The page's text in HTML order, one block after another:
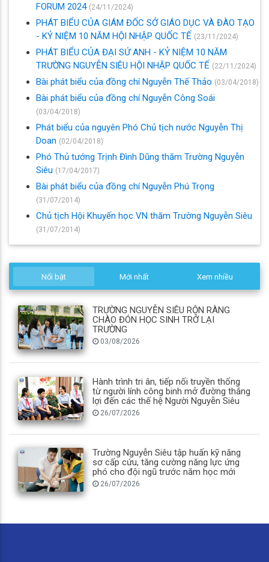
FORUM 2024 (24/11/2024)
PHÁT BIỂU CỦA GIÁM ĐỐC SỞ GIÁO DỤC VÀ ĐÀO TẠO
- KỶ NIỆM 10 NĂM HỘI NHẬP QUỐC TẾ (23/11/2024)
PHÁT BIỂU CỦA ĐẠI SỨ ANH - KỶ NIỆM 10 NĂM
TRƯỜNG NGUYỄN SIÊU HỘI NHẬP QUỐC TẾ (22/11/2024)
Bài phát biểu của đồng chí Nguyễn Thế Thảo (03/04/2018)
Bài phát biểu của đồng chí Nguyễn Công Soái
(03/04/2018)
Phát biểu của nguyên Phó Chủ tịch nước Nguyễn Thị
Doan (02/04/2018)
Phó Thủ tướng Trịnh Đình Dũng thăm Trường Nguyễn
Siêu (17/04/2017)
Bài phát biểu của đồng chí Nguyễn Phú Trọng
(31/07/2014)
Chủ tịch Hội Khuyến học VN thăm Trường Nguyễn Siêu
(31/07/2014)
Nổi bật Mới nhất Xem nhiều
TRƯỜNG NGUYỄN SIÊU RỘN RÀNG
CHÀO ĐÓN HỌC SINH TRỞ LẠI
TRƯỜNG
03/08/2026
Hành trình tri ân, tiếp nối truyền thống
từ người lính công binh mở đường thắng
lợi đến các thế hệ Người Nguyễn Siêu
26/07/2026
Trường Nguyễn Siêu tập huấn kỹ năng
sơ cấp cứu, tăng cường năng lực ứng
phó cho đội ngũ trước năm học mới
26/07/2026